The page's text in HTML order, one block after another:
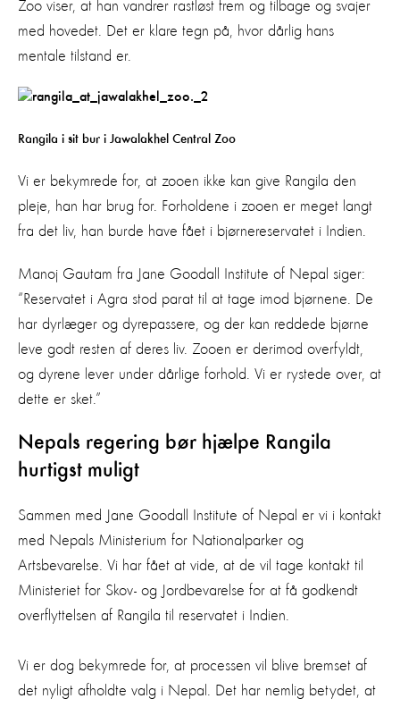
Zoo viser, at han vandrer rastløst frem og tilbage og svajer
med hovedet. Det er klare tegn på, hvor dårlig hans
mentale tilstand er.
Rangila i sit bur i Jawalakhel Central Zoo
Vi er bekymrede for, at zooen ikke kan give Rangila den
pleje, han har brug for. Forholdene i zooen er meget langt
fra det liv, han burde have fået i bjørnereservatet i Indien.
Manoj Gautam fra Jane Goodall Institute of Nepal siger:
“Reservatet i Agra stod parat til at tage imod bjørnene. De
har dyrlæger og dyrepassere, og der kan reddede bjørne
leve godt resten af deres liv. Zooen er derimod overfyldt,
og dyrene lever under dårlige forhold. Vi er rystede over, at
dette er sket.”
Nepals regering bør hjælpe Rangila
hurtigst muligt
Sammen med Jane Goodall Institute of Nepal er vi i kontakt
med Nepals Ministerium for Nationalparker og
Artsbevarelse. Vi har fået at vide, at de vil tage kontakt til
Ministeriet for Skov- og Jordbevarelse for at få godkendt
overflyttelsen af Rangila til reservatet i Indien.
Vi er dog bekymrede for, at processen vil blive bremset af
det nyligt afholdte valg i Nepal. Det har nemlig betydet, at